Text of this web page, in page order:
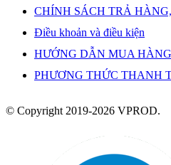
CHÍNH SÁCH TRẢ
Điều khoản và điều kiện
HƯỚNG DẪN MUA HÀNG
PHƯƠNG THỨC THANH
© Copyright 2019-2026 VPROD.